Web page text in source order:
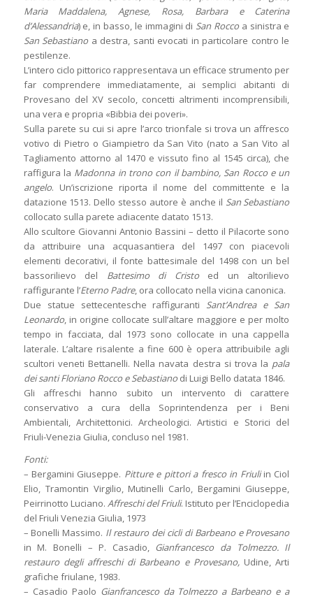
Maria Maddalena, Agnese, Rosa, Barbara e Caterina
d’Alessandria) e, in basso, le immagini di San Rocco a sinistra e
San Sebastiano a destra, santi evocati in particolare contro le
pestilenze.
L’intero ciclo pittorico rappresentava un efficace strumento per
far comprendere immediatamente, ai semplici abitanti di
Provesano del XV secolo, concetti altrimenti incomprensibili,
una vera e propria «Bibbia dei poveri».
Sulla parete su cui si apre l’arco trionfale si trova un affresco
votivo di Pietro o Giampietro da San Vito (nato a San Vito al
Tagliamento attorno al 1470 e vissuto fino al 1545 circa), che
raffigura la Madonna in trono con il bambino, San Rocco e un
angelo. Un’iscrizione riporta il nome del committente e la
datazione 1513. Dello stesso autore è anche il San Sebastiano
collocato sulla parete adiacente datato 1513.
Allo scultore Giovanni Antonio Bassini – detto il Pilacorte sono
da attribuire una acquasantiera del 1497 con piacevoli
elementi decorativi, il fonte battesimale del 1498 con un bel
bassorilievo del Battesimo di Cristoed un altorilievo
raffigurante l’Eterno Padre, ora collocato nella vicina canonica.
Due statue settecentesche raffiguranti Sant’Andrea e San
Leonardo, in origine collocate sull’altare maggiore e per molto
tempo in facciata, dal 1973 sono collocate in una cappella
laterale. L’altare risalente a fine 600 è opera attribuibile agli
scultori veneti Bettanelli. Nella navata destra si trova la pala
dei santi Floriano Rocco e Sebastianodi Luigi Bello datata 1846.
Gli affreschi hanno subito un intervento di carattere
conservativo a cura della Soprintendenza per i Beni
Ambientali, Architettonici. Archeologici. Artistici e Storici del
Friuli-Venezia Giulia, concluso nel 1981.
Fonti:
– Bergamini Giuseppe. Pitture e pittori a fresco in Friuliin Ciol
Elio, Tramontin Virgilio, Mutinelli Carlo, Bergamini Giuseppe,
Peirrinotto Luciano. Affreschi del Friuli. Istituto per l’Enciclopedia
del Friuli Venezia Giulia, 1973
– Bonelli Massimo. Il restauro dei cicli di Barbeano e Provesano
in M. Bonelli – P. Casadio, Gianfrancesco da Tolmezzo. Il
restauro degli affreschi di Barbeano e Provesano,Udine, Arti
grafiche friulane, 1983.
– Casadio Paolo Gianfrancesco da Tolmezzo a Barbeano e a